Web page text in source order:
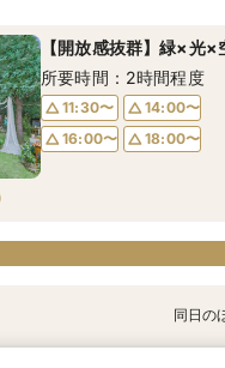
9:30〜
10:00〜
13:30〜
17:00〜
9:30〜
10:00〜
13:30〜
17:00〜
【開放感抜群】緑×光
所要時間：2時間程度
11:30〜
14:00〜
16:00〜
18:00〜
同日の